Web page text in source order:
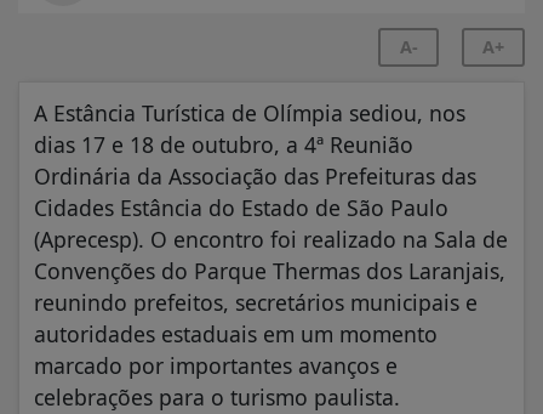
A- A+
A Estância Turística de Olímpia sediou, nos
dias 17 e 18 de outubro, a 4ª Reunião
Ordinária da Associação das Prefeituras das
Cidades Estância do Estado de São Paulo
(Aprecesp). O encontro foi realizado na Sala de
Convenções do Parque Thermas dos Laranjais,
reunindo prefeitos, secretários municipais e
autoridades estaduais em um momento
marcado por importantes avanços e
celebrações para o turismo paulista.